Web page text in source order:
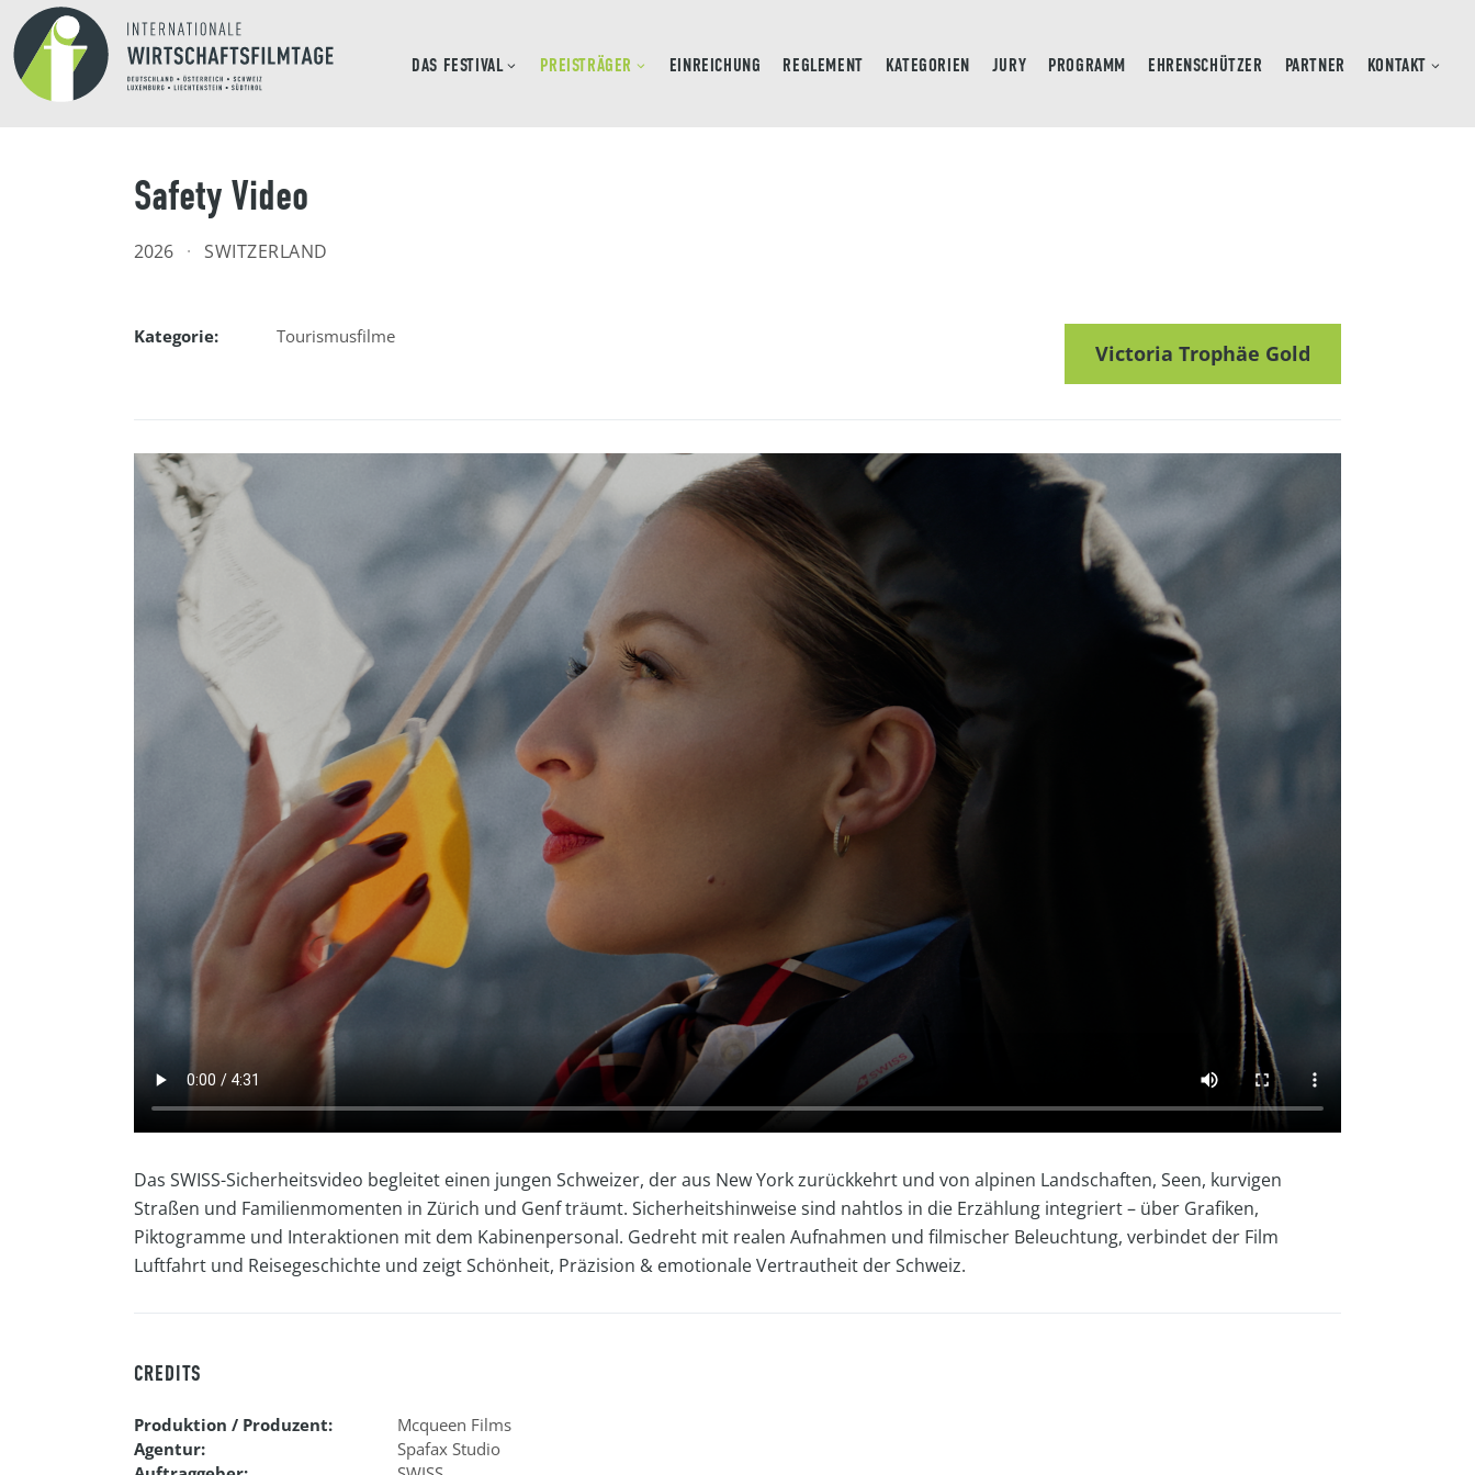
DAS FESTIVAL PREISTRÄGER EINREICHUNG REGLEMENT KATEGORIEN JURY PROGRAMM EHRENSCHÜTZER PARTNER KONTAKT
Safety Video
2026 · SWITZERLAND
Kategorie: Tourismusfilme
Victoria Trophäe Gold
Das SWISS-Sicherheitsvideo begleitet einen jungen Schweizer, der aus New York zurückkehrt und von alpinen Landschaften, Seen, kurvigen
Straßen und Familienmomenten in Zürich und Genf träumt. Sicherheitshinweise sind nahtlos in die Erzählung integriert – über Grafiken,
Piktogramme und Interaktionen mit dem Kabinenpersonal. Gedreht mit realen Aufnahmen und filmischer Beleuchtung, verbindet der Film
Luftfahrt und Reisegeschichte und zeigt Schönheit, Präzision & emotionale Vertrautheit der Schweiz.
CREDITS
Produktion / Produzent:
Mcqueen Films
Agentur:
Spafax Studio